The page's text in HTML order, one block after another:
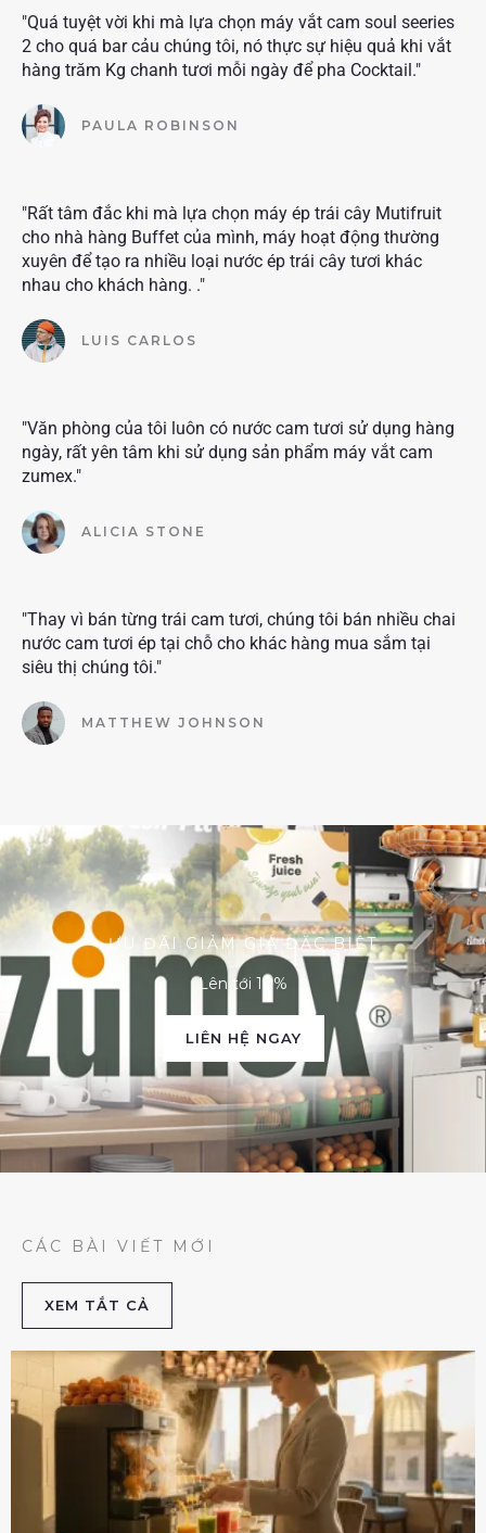
"Quá tuyệt vời khi mà lựa chọn máy vắt cam soul seeries
2 cho quá bar cảu chúng tôi, nó thực sự hiệu quả khi vắt
hàng trăm Kg chanh tươi mỗi ngày để pha Cocktail."
PAULA ROBINSON
"Rất tâm đắc khi mà lựa chọn máy ép trái cây Mutifruit
cho nhà hàng Buffet của mình, máy hoạt động thường
xuyên để tạo ra nhiều loại nước ép trái cây tươi khác
nhau cho khách hàng. ."
LUIS CARLOS
"Văn phòng của tôi luôn có nước cam tươi sử dụng hàng
ngày, rất yên tâm khi sử dụng sản phẩm máy vắt cam
zumex."
ALICIA STONE
"Thay vì bán từng trái cam tươi, chúng tôi bán nhiều chai
nước cam tươi ép tại chỗ cho khác hàng mua sắm tại
siêu thị chúng tôi."
MATTHEW JOHNSON
ƯU ĐÃI GIẢM GIÁ ĐẶC BIỆT
Lên tới 10%
LIÊN HỆ NGAY
CÁC BÀI VIẾT MỚI
XEM TẮT CẢ